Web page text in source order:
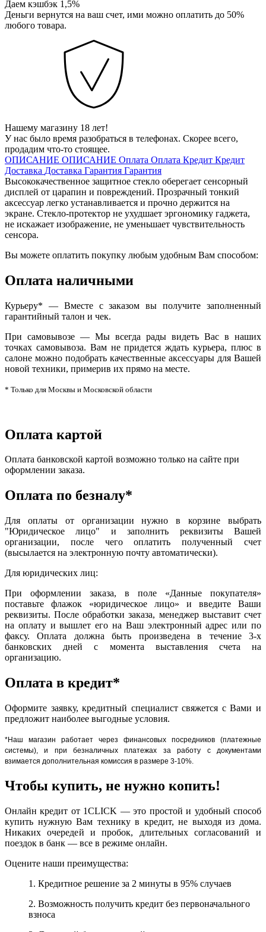
Даем кэшбэк 1,5%
Деньги вернутся на ваш счет, ими можно оплатить до 50%
любого товара.
Нашему магазину 18 лет!
У нас было время разобраться в телефонах. Скорее всего,
продадим что-то стоящее.
ОПИСАНИЕ ОПИСАНИЕ Оплата Оплата Кредит Кредит
Доставка Доставка Гарантия Гарантия
Высококачественное защитное стекло оберегает сенсорный
дисплей от царапин и повреждений. Прозрачный тонкий
аксессуар легко устанавливается и прочно держится на
экране. Стекло-протектор не ухудшает эргономику гаджета,
не искажает изображение, не уменьшает чувствительность
сенсора.
Вы можете оплатить покупку любым удобным Вам способом:
Оплата наличными
Курьеру* — Вместе с заказом вы получите заполненный
гарантийный талон и чек.
При самовывозе — Мы всегда рады видеть Вас в наших
точках самовывоза. Вам не придется ждать курьера, плюс в
салоне можно подобрать качественные аксессуары для Вашей
новой техники, примерив их прямо на месте.
* Только для Москвы и Московской области
Оплата картой
Оплата банковской картой возможно только на сайте при
оформлении заказа.
Оплата по безналу*
Для оплаты от организации нужно в корзине выбрать
"Юридическое лицо" и заполнить реквизиты Вашей
организации, после чего оплатить полученный счет
(высылается на электронную почту автоматически).
Для юридических лиц:
При оформлении заказа, в поле «Данные покупателя»
поставьте флажок «юридическое лицо» и введите Ваши
реквизиты. После обработки заказа, менеджер выставит счет
на оплату и вышлет его на Ваш электронный адрес или по
факсу. Оплата должна быть произведена в течение 3-х
банковских дней с момента выставления счета на
организацию.
Оплата в кредит*
Оформите заявку, кредитный специалист свяжется с Вами и
предложит наиболее выгодные условия.
*Наш магазин работает через финансовых посредников (платежные
системы), и при безналичных платежах за работу с документами
взимается дополнительная комиссия в размере 3-10%.
Чтобы купить, не нужно копить!
Онлайн кредит от 1CLICK — это простой и удобный способ
купить нужную Вам технику в кредит, не выходя из дома.
Никаких очередей и пробок, длительных согласований и
поездок в банк — все в режиме онлайн.
Оцените наши преимущества:
1. Кредитное решение за 2 минуты в 95% случаев
2. Возможность получить кредит без первоначального
взноса